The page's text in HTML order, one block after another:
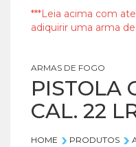
***Leia acima com
adiquirir uma arma
ARMAS DE FOGO
PISTOLA
CAL. 22
HOME PRODUTOS